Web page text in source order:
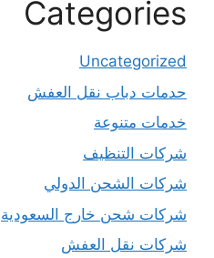
Categories
Uncategorized
حدمات دباب نقل العفش
خدمات متنوعة
شركات التنظيف
شركات الشحن الدولي
شركات شحن خارج السعودية
شركات نقل العفش